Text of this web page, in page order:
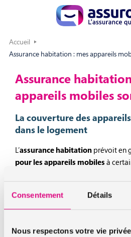
Consentement Détails
Nous respectons votre vie privée
Accueil
Assurance habitation : mes appareils
Assurance
appareils mobiles
La couverture des
dans le logement
L’assurance habitation prévoit en
pour les appareils mobiles à
question.
effraction,incendieouinondation